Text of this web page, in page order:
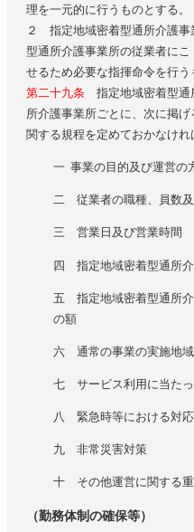
理を一元的に行うものとする。
２ 指定地域密着型通所介護事
型通所介護事業所の従業者に
せるため必要な指揮命令を行う
第二十九条 指定地域密着型通
所介護事業所ごとに、次に掲
関する規程を定めておかなけれ
一 事業の目的及び運営の
二 従業者の職種、員数
三 営業日及び営業時間
四 指定地域密着型通所介
五 指定地域密着型通所介
の額
六 通常の事業の実施地域
七 サービス利用に当た
八 緊急時等における対
九 非常災害対策
十 その他運営に関する
（勤務体制の確保等）